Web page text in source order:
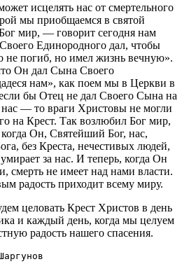
исцелять нас от смертельного
мы приобщаемся в святой
мир, — говорит сегодня нам
Единородного дал, чтобы
погиб, но имел жизнь вечную».
Он дал Сына Своего
нам», как поем мы в Церкви в
бы Отец не дал Своего Сына на
нас — то враги Христовы не могли
на Крест. Так возлюбил Бог мир,
Он, Святейший Бог, нас,
без Креста, нечестивых людей,
за нас. И теперь, когда Он
смерть не имеет над нами власти.
радость приходит всему миру.
целовать Крест Христов в день
и каждый день, когда мы целуем
радость нашего спасения.